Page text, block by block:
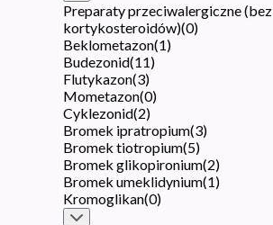
Preparaty przeciwalergiczne (bez
kortykosteroidów)(0)
Beklometazon(1)
Budezonid(11)
Flutykazon(3)
Mometazon(0)
Cyklezonid(2)
Bromek ipratropium(3)
Bromek tiotropium(5)
Bromek glikopironium(2)
Bromek umeklidynium(1)
Kromoglikan(0)